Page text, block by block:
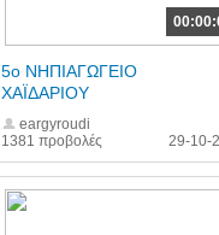
1381 προβολές
5ο ΝΗΠΙΑΓΩΓΕΙΟ
ΧΑΪΔΑΡΙΟΥ
eargyroudi
29-10-